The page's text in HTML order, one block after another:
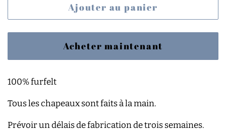
Ajouter au panier
Acheter maintenant
100% furfelt
Tous les chapeaux sont faits à la main.
Prévoir un délais de fabrication de trois semaines.